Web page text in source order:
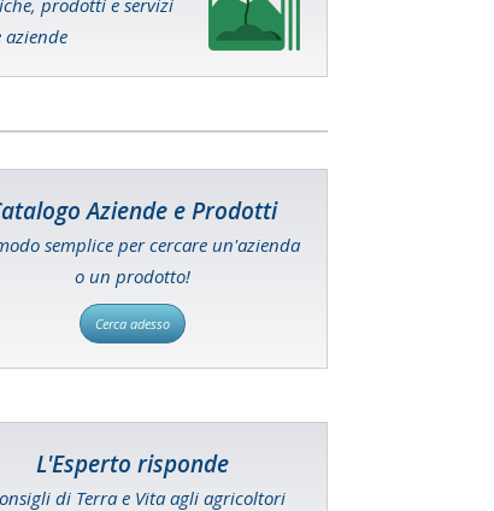
prodotti e servizi
aziende
Aziende e Prodotti
semplice per cercare un'azienda
o un prodotto!
Cerca adesso
L'Esperto risponde
di Terra e Vita agli agricoltori